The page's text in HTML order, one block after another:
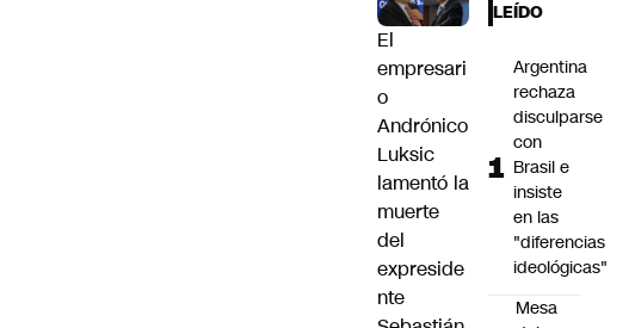
El
empresari
o
Andrónico
Luksic
lamentó la
muerte
del
expreside
nte
LEÍDO
Argentina
rechaza
disculparse
con
Brasil e
insiste
en las
"diferencias
ideológicas"
Mesa